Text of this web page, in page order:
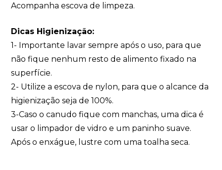
Acompanha escova de limpeza.
Dicas Higienização:
1- Importante lavar sempre após o uso, para que
não fique nenhum resto de alimento fixado na
superfície.
2- Utilize a escova de nylon, para que o alcance da
higienização seja de 100%.
3-Caso o canudo fique com manchas, uma dica é
usar o limpador de vidro e um paninho suave.
Após o enxágue, lustre com uma toalha seca.